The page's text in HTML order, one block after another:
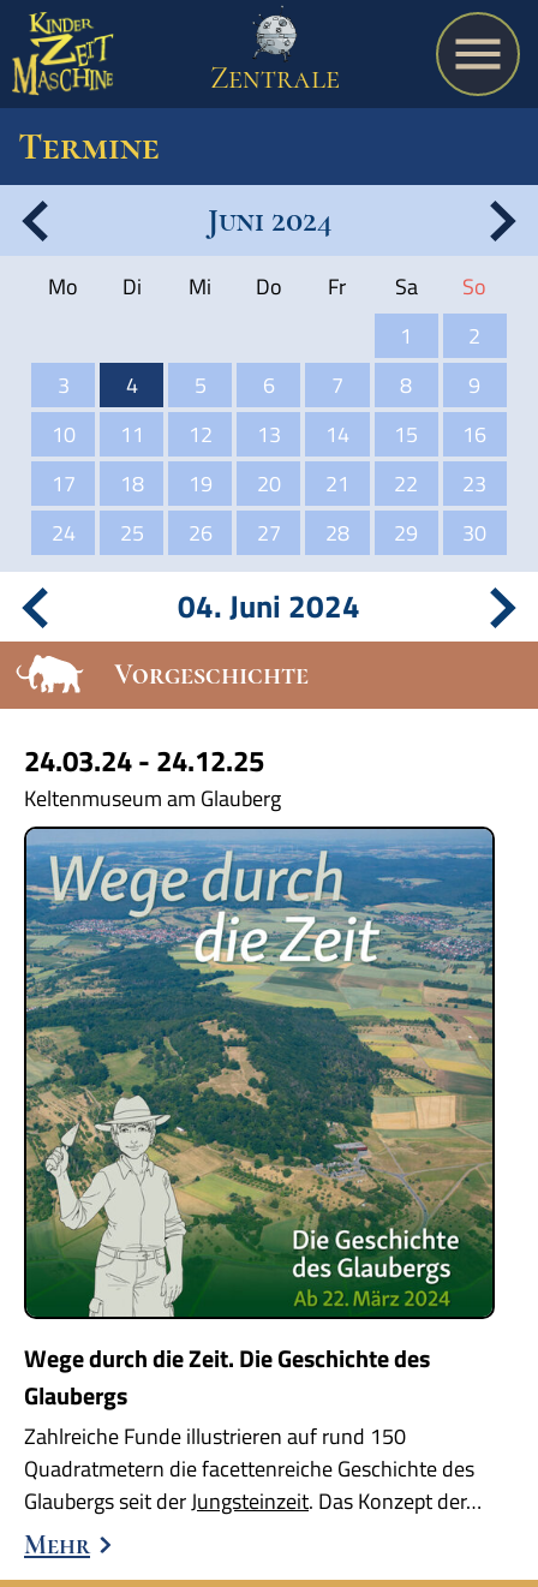
Termine
Schulmaterialien
Zentrale
Termine
Juni 2024
Mo Di Mi Do Fr Sa
So
1
2
3
4 5 6 7 8
9
10
11 12 13 14 15
16
17
18 19 20 21 22
23
24
25 26 27 28 29 30
04. Juni 2024
Vorgeschichte
24.03.24 - 24.12.25
Keltenmuseum am Glauberg
Wege durch die Zeit. Die Geschichte des
Glaubergs
Zahlreiche Funde illustrieren auf rund 150
Quadratmetern die facettenreiche Geschichte des
Glaubergs seit derJungsteinzeit. Das Konzept der…
Mehr